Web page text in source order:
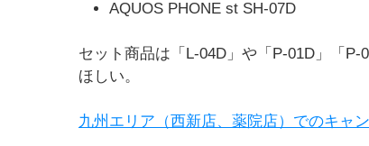
AQUOS PHONE st SH-07D
セット商品は「L-04D」や「P-01D」「
ほしい。
九州エリア（西新店、薬院店）でのキャ